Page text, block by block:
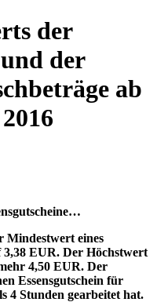
der
der
ab
Mindestwert eines
3,38 EUR. Der Höchstwert
4,50 EUR. Der
Essensgutschein für
4 Stunden gearbeitet hat.